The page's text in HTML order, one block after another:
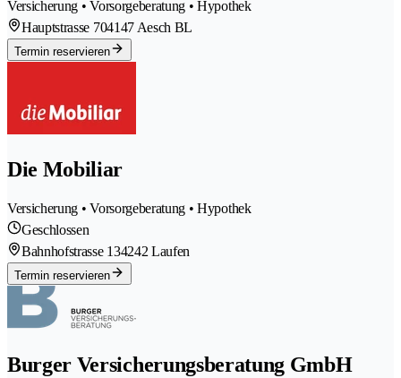
Versicherung • Vorsorgeberatung • Hypothek
Hauptstrasse 704147 Aesch BL
Termin reservieren
Die Mobiliar
Versicherung • Vorsorgeberatung • Hypothek
Geschlossen
Bahnhofstrasse 134242 Laufen
Termin reservieren
Burger Versicherungsberatung GmbH